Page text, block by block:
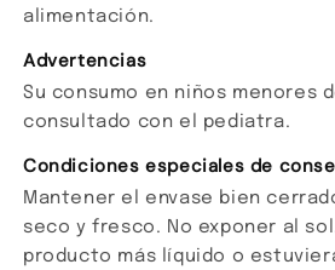
alimentación.
Advertencias
Su consumo en niños menores
consultado con el pediatra.
Condiciones especiales de
Mantener el envase bien
seco y fresco. No exponer al
producto más líquido o